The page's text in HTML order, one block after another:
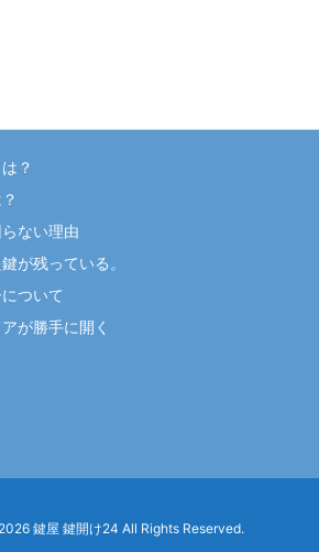
？
ない理由
が残っている。
ついて
が勝手に開く
2026 鍵屋 鍵開け24 All Rights Reserved.